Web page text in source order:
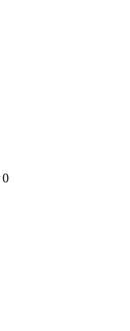
0